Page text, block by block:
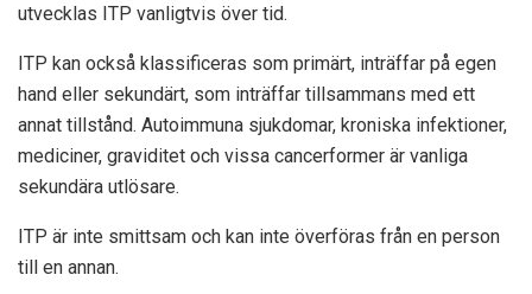
utvecklas ITP vanligtvis över tid.
ITP kan också klassificeras som primärt, inträffar på egen
hand eller sekundärt, som inträffar tillsammans med ett
annat tillstånd. Autoimmuna sjukdomar, kroniska infektioner,
mediciner, graviditet och vissa cancerformer är vanliga
sekundära utlösare.
ITP är inte smittsam och kan inte överföras från en person
till en annan.